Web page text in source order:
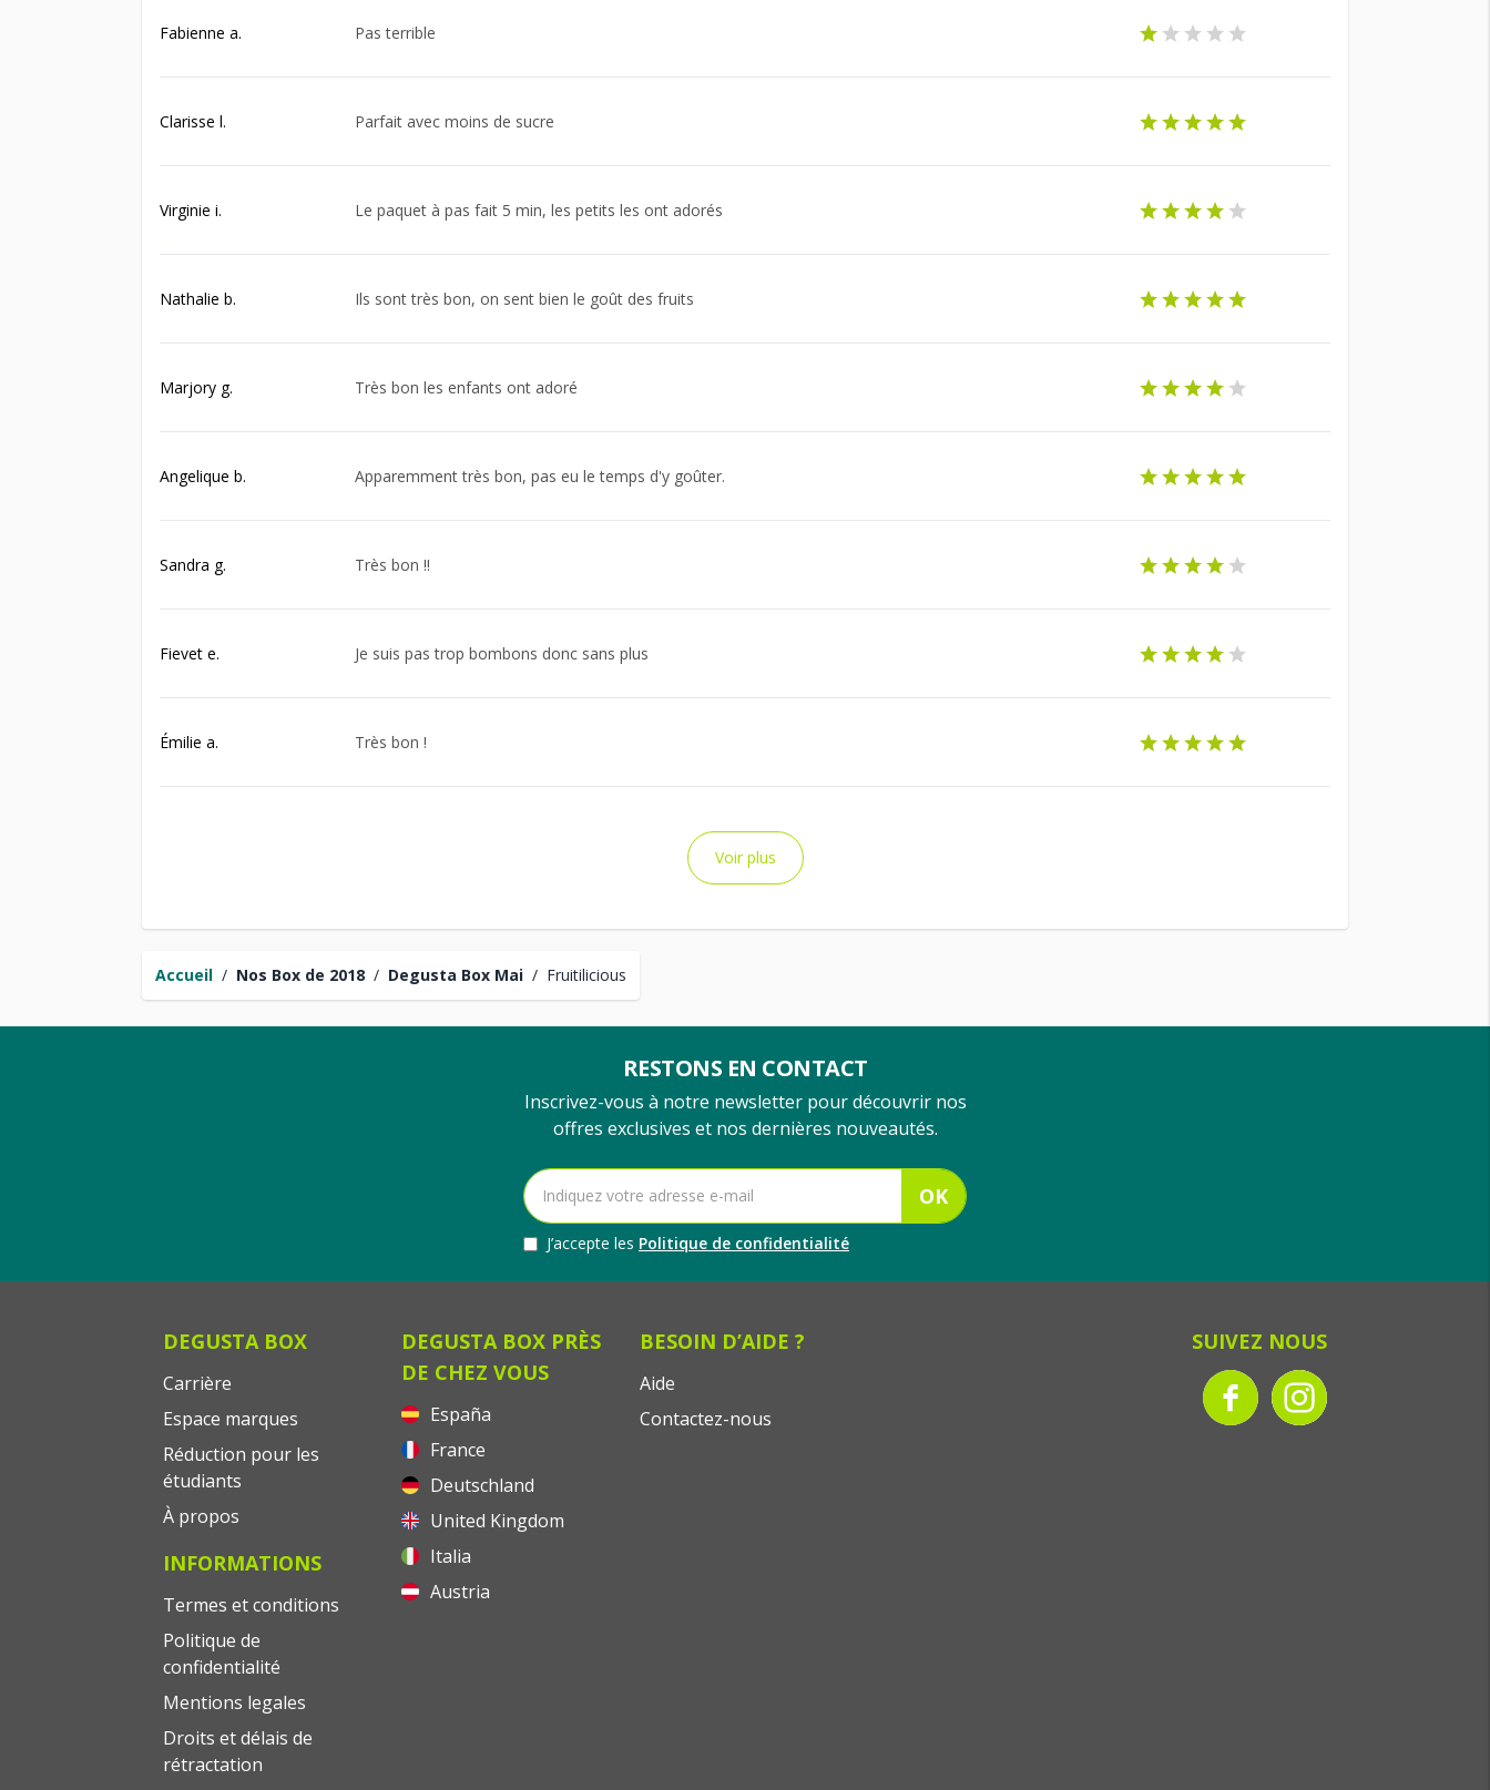
Accueil / Nos Box de 2018 / Degusta Box Mai / Fruitilicious
Fabienne a. Pas terrible
Clarisse l. Parfait avec moins de sucre
Virginie i. Le paquet à pas fait 5 min, les petits les ont adorés
Nathalie b. Ils sont très bon, on sent bien le goût des fruits
Marjory g. Très bon les enfants ont adoré
Angelique b. Apparemment très bon, pas eu le temps d'y goûter.
Sandra g. Très bon !!
Fievet e. Je suis pas trop bombons donc sans plus
Émilie a. Très bon !
Voir plus
RESTONS EN CONTACT
Inscrivez-vous à notre newsletter pour découvrir nos
offres exclusives et nos dernières nouveautés.
OK
J’accepte les Politique de confidentialité
DEGUSTA BOX
Carrière
Espace marques
Réduction pour les
étudiants
À propos
INFORMATIONS
Termes et conditions
Politique de
confidentialité
Mentions legales
Droits et délais de
rétractation
DEGUSTA BOX PRÈS
DE CHEZ VOUS
España
France
Deutschland
United Kingdom
Italia
Austria
BESOIN D’AIDE ?
Aide
Contactez-nous
SUIVEZ NOUS